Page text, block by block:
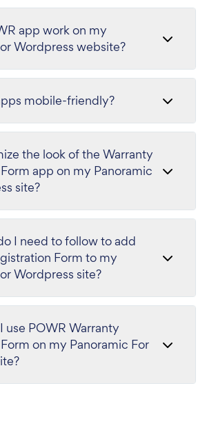
app work on my
Wordpress website?
mobile-friendly?
the look of the Warranty
app on my Panoramic
site?
I need to follow to add
Form to my
Wordpress site?
use POWR Warranty
on my Panoramic For